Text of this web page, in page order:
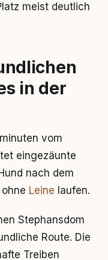
meist deutlich
in der
vom
eingezäunte
nach dem
Leine laufen.
Stephansdom
Route. Die
Treiben